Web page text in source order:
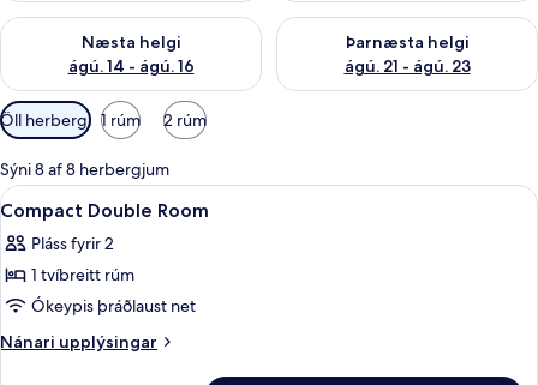
Næsta helgi
ágú. 14 - ágú. 16
Athuga framboð næstu helgi ágú. 14 - ágú. 16
Þarnæsta helgi
ágú. 21 - ágú. 23
Athuga framboð þarnæstu
Síur
í
boði
fyrir
herbergi
Öll herbergi 1 rúm 2 rúm
Sýni 8 af 8 herbergjum
Skoða
allar
myndir
fyrir
Compact
Double
Myrkratjöld/-gardínur, ókeypis
4
Compact Double Room
Pláss fyrir 2
1 tvíbreitt rúm
Ókeypis þráðlaust net
Nánari upplýsingar
Nánari